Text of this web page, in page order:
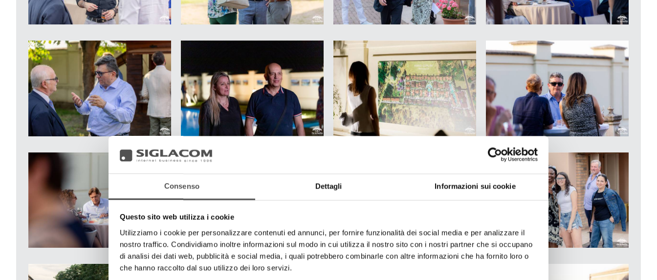
Consenso Dettagli Informazioni sui cookie
Questo sito web utilizza i cookie
Utilizziamo i cookie per personalizzare contenuti ed annunci, per fornire funzionalità dei social media e per analizzare il
nostro traffico. Condividiamo inoltre informazioni sul modo in cui utilizza il nostro sito con i nostri partner che si occupano
di analisi dei dati web, pubblicità e social media, i quali potrebbero combinarle con altre informazioni che ha fornito loro o
che hanno raccolto dal suo utilizzo dei loro servizi.